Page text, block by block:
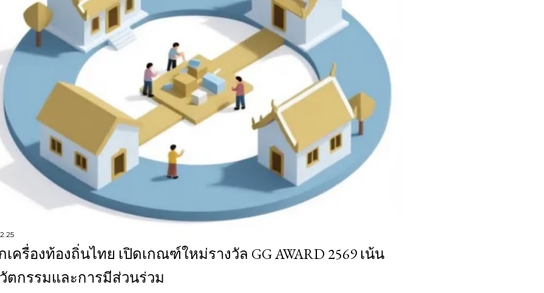
เครื่องท้องถิ่นไทย เปิดเกณฑ์ใหม่รางวัล GG AWARD 2569 เน้น
ตกรรมและการมีส่วนร่วม